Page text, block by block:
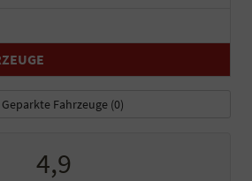
Geparkte Fahrzeuge (0)
4,9